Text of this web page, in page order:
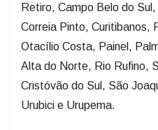
Retiro, Campo Belo do
Correia Pinto, Curitibanos,
Otacílio Costa, Painel,
Alta do Norte, Rio Rufino,
Cristóvão do Sul, São
Urubici e Urupema.